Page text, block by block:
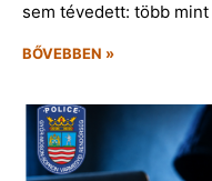
sem tévedett: több
BŐVEBBEN »